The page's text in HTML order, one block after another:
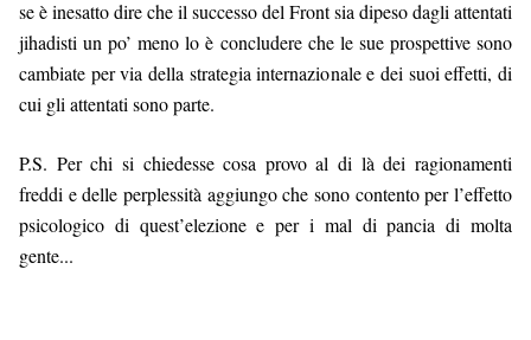
se è inesatto dire che il successo del Front sia dipeso dagli attentati
jihadisti un po’ meno lo è concludere che le sue prospettive sono
cambiate per via della strategia internazionale e dei suoi effetti, di
cui gli attentati sono parte.
P.S. Per chi si chiedesse cosa provo al di là dei ragionamenti
freddi e delle perplessità aggiungo che sono contento per l’effetto
psicologico di quest’elezione e per i mal di pancia di molta
gente...